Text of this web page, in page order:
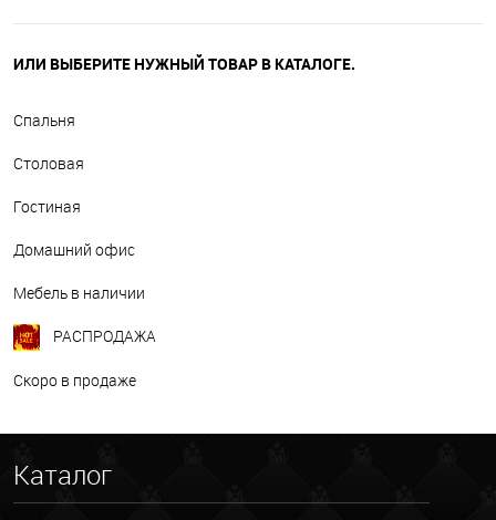
ИЛИ ВЫБЕРИТЕ НУЖНЫЙ ТОВАР В КАТАЛОГЕ.
Спальня
Столовая
Гостиная
Домашний офис
Мебель в наличии
РАСПРОДАЖА
Скоро в продаже
Каталог